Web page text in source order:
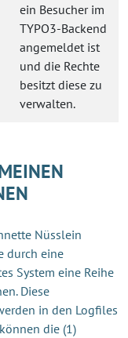
ein Besucher im
TYPO3-Backend
angemeldet ist
und die Rechte
besitzt diese zu
verwalten.
Nüsslein
durch eine
System eine Reihe
Diese
in den Logfiles
die (1)